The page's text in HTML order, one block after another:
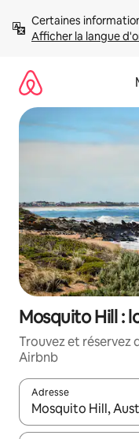
directement
Afficher la langue
Mosquito Hill :
Trouvez et réservez
Airbnb
Adresse
Lorsque les